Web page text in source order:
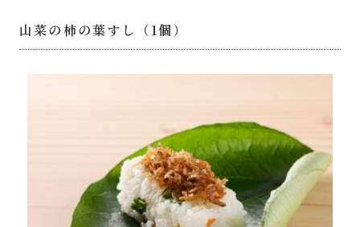
山菜の柿の葉すし（1個）